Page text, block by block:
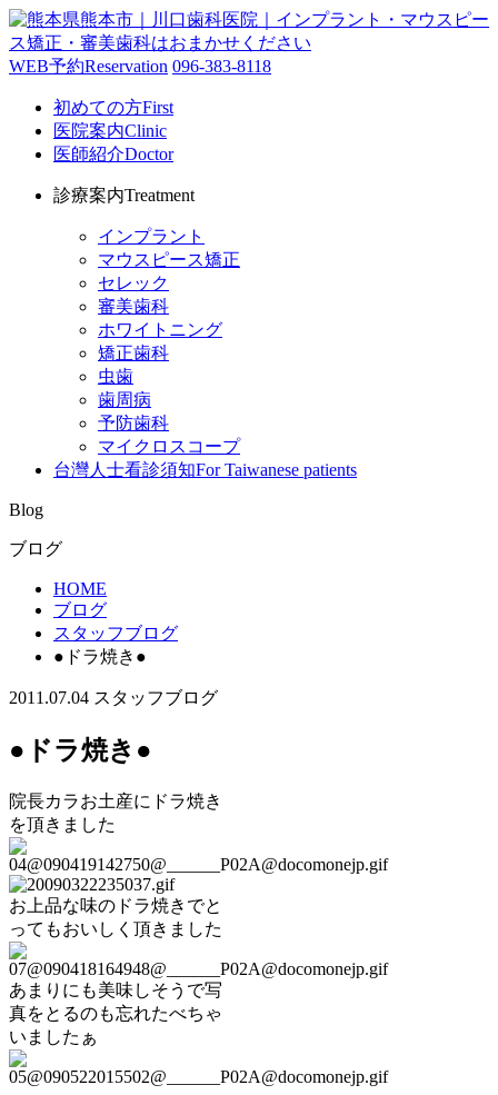
WEB予約Reservation 096-383-8118
初めての方First
医院案内Clinic
医師紹介Doctor
診療案内Treatment
インプラント
マウスピース矯正
セレック
審美歯科
ホワイトニング
矯正歯科
虫歯
歯周病
予防歯科
マイクロスコープ
台灣人士看診須知For Taiwanese patients
Blog
ブログ
HOME
ブログ
スタッフブログ
●ドラ焼き●
2011.07.04 スタッフブログ
●ドラ焼き●
院長カラお土産にドラ焼き
を頂きました
お上品な味のドラ焼きでと
ってもおいしく頂きました
あまりにも美味しそうで写
真をとるのも忘れたべちゃ
いましたぁ